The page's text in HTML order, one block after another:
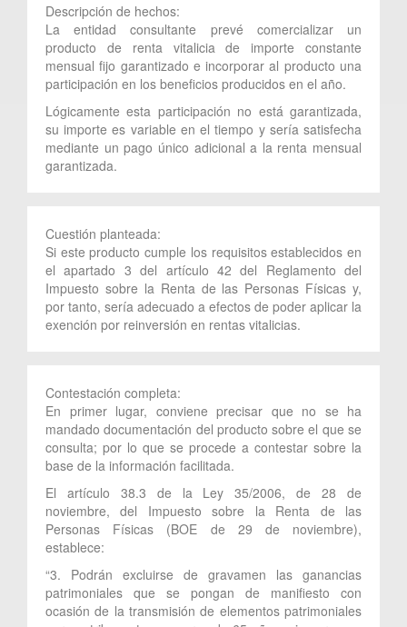
Descripción de hechos:
La entidad consultante prevé comercializar un
producto de renta vitalicia de importe constante
mensual fijo garantizado e incorporar al producto una
participación en los beneficios producidos en el año.
Lógicamente esta participación no está garantizada,
su importe es variable en el tiempo y sería satisfecha
mediante un pago único adicional a la renta mensual
garantizada.
Cuestión planteada:
Si este producto cumple los requisitos establecidos en
el apartado 3 del artículo 42 del Reglamento del
Impuesto sobre la Renta de las Personas Físicas y,
por tanto, sería adecuado a efectos de poder aplicar la
exención por reinversión en rentas vitalicias.
Contestación completa:
En primer lugar, conviene precisar que no se ha
mandado documentación del producto sobre el que se
consulta; por lo que se procede a contestar sobre la
base de la información facilitada.
El artículo 38.3 de la Ley 35/2006, de 28 de
noviembre, del Impuesto sobre la Renta de las
Personas Físicas (BOE de 29 de noviembre),
establece:
“3. Podrán excluirse de gravamen las ganancias
patrimoniales que se pongan de manifiesto con
ocasión de la transmisión de elementos patrimoniales